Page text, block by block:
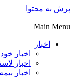
پرش به محتوا
Main Menu
اخبار
اخبار
اخبار
اخبار بیمه